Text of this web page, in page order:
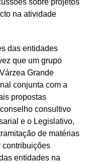
sobre projetos
na atividade
das entidades
que um grupo
Grande
conjunta com a
propostas
consultivo
e o Legislativo,
de matérias
contribuições
entidades na